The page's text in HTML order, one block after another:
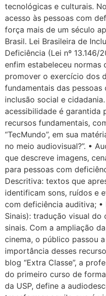
tecnológicas e culturais.
acesso às pessoas com
força mais de um século
Brasil. Lei Brasileira de
Deficiência (Lei nº 13.146/
enfim estabeleceu normas
promover o exercício dos
fundamentais das
inclusão social e
acessibilidade é garantida
recursos fundamentais,
“TecMundo”, em sua
no meio audiovisual?”. •
que descreve imagens,
para pessoas com
Descritiva: textos que
identificam sons, ruídos e
com deficiência auditiva; •
Sinais): tradução visual
sinais. Com a ampliação
cinema, o público passou
importância desses
blog “Extra Classe”, a
do primeiro curso de
da USP, define a